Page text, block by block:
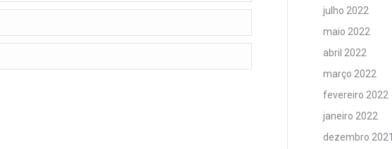
julho 2022
maio 2022
abril 2022
março 2022
fevereiro 2022
janeiro 2022
dezembro 2021